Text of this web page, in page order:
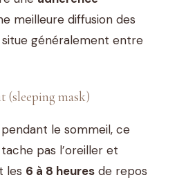
meilleure diffusion des
situe généralement entre
(sleeping mask)
le sommeil, ce
pas l’oreiller et
les 6 à 8 heures de repos